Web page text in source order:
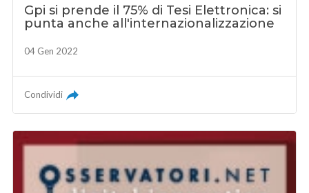
Gpi si prende il 75% di Tesi Elettronica: si
punta anche all'internazionalizzazione
04 Gen 2022
Condividi